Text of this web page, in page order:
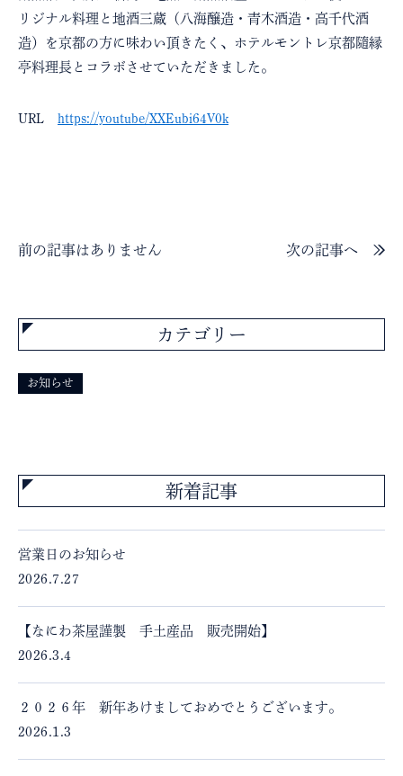
リジナル料理と地酒三蔵（八海醸造・青木酒造・高千代酒
造）を京都の方に味わい頂きたく、ホテルモントレ京都隨縁
亭料理長とコラボさせていただきました。
URL https://youtube/XXEubi64V0k
前の記事はありません 次の記事へ
カテゴリー
お知らせ
新着記事
営業日のお知らせ
2026.7.27
【なにわ茶屋謹製 手土産品 販売開始】
2026.3.4
２０２６年 新年あけましておめでとうございます。
2026.1.3